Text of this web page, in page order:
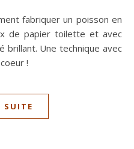
de papier toilette et avec
brillant. Une technique avec
!
SUITE